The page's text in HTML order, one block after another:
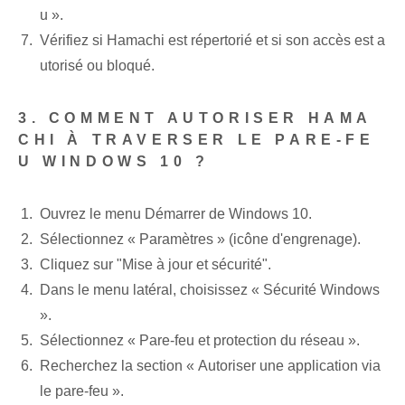
u ».
Vérifiez si Hamachi est répertorié et si son accès est a
utorisé ou bloqué.
3. COMMENT AUTORISER HAMA
CHI À TRAVERSER LE PARE-FE
U WINDOWS 10 ?
Ouvrez le menu Démarrer de Windows 10.
Sélectionnez « Paramètres » (icône d'engrenage).
Cliquez sur "Mise à jour et sécurité".
Dans le menu latéral, choisissez « Sécurité Windows
».
Sélectionnez « Pare-feu et protection du réseau ».
Recherchez la section « Autoriser une application via
le pare-feu ».